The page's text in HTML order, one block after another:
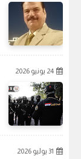
24 يونيو 2026
31 يوليو 2026